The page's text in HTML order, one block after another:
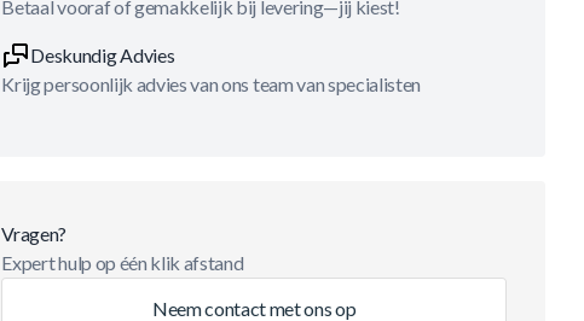
Betaal vooraf of gemakkelijk bij levering—jij kiest!
Deskundig Advies
Krijg persoonlijk advies van ons team van specialisten
Vragen?
Expert hulp op één klik afstand
Neem contact met ons op